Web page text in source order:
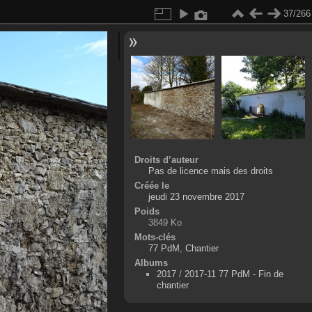
37/266
Droits d’auteur
Pas de licence mais des droits
Créée le
jeudi 23 novembre 2017
Poids
3849 Ko
Mots-clés
77 PdM , Chantier
Albums
2017 /2017-11 77 PdM - Fin de
chantier